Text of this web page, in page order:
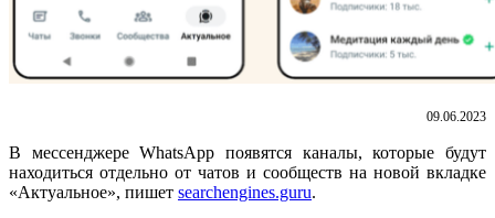
09.06.2023
В мессенджере WhatsApp появятся каналы, которые будут
находиться отдельно от чатов и сообществ на новой вкладке
«Актуальное», пишет searchengines.guru.